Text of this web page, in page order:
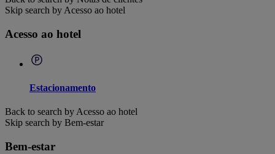
Skip search by Acesso ao hotel
Acesso ao hotel
Estacionamento
Back to search by Acesso ao hotel
Skip search by Bem-estar
Bem-estar